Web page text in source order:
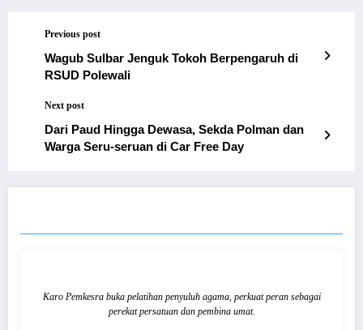
Previous post
Wagub Sulbar Jenguk Tokoh Berpengaruh di
RSUD Polewali
Next post
Dari Paud Hingga Dewasa, Sekda Polman dan
Warga Seru-seruan di Car Free Day
Karo Pemkesra buka pelatihan penyuluh agama, perkuat peran sebagai
perekat persatuan dan pembina umat.